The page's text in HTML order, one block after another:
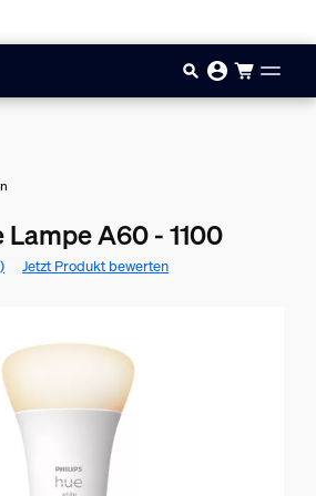
Lampe A60 - 1100
Jetzt Produkt bewerten